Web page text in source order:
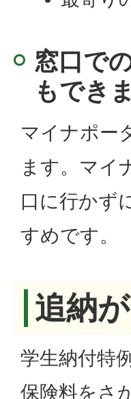
窓口で
もでき
マイナポー
ます。マイ
口に行かず
すめです。
追納
学生納付特
保険料をさ